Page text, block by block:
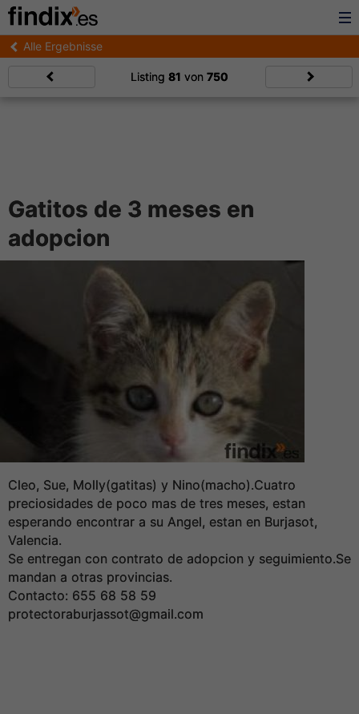
Alle Ergebnisse
Listing 81 von 750
Gatitos de 3 meses en
adopcion
Cleo, Sue, Molly(gatitas) y Nino(macho).Cuatro
preciosidades de poco mas de tres meses, estan
esperando encontrar a su Angel, estan en Burjasot,
Valencia.
Se entregan con contrato de adopcion y seguimiento.Se
mandan a otras provincias.
Contacto: 655 68 58 59
protectoraburjassot@gmail.com